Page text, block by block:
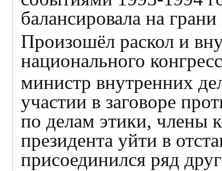
балансировала на
Произошёл раскол и
национального
министр внутренних
участии в заговоре
по делам этики, члены
президента уйти в
присоединился ряд